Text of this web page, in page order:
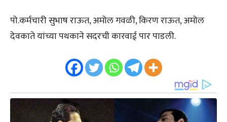
पो.कर्मचारी सुभाष राऊत, अमोल गवळी, किरण राऊत, अमोल
देवकाते यांच्या पथकाने सदरची कारवाई पार पाडली.